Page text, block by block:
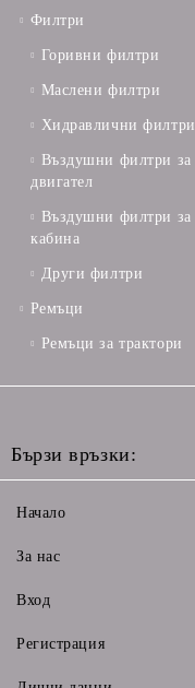
Филтри
Горивни филтри
Маслени филтри
Хидравлични филтри
Въздушни филтри за
двигател
Въздушни филтри за
кабина
Други филтри
Ремъци
Ремъци за трактори
Бързи връзки:
Начало
За нас
Вход
Регистрация